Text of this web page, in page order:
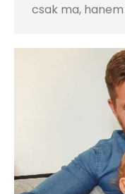
csak ma,